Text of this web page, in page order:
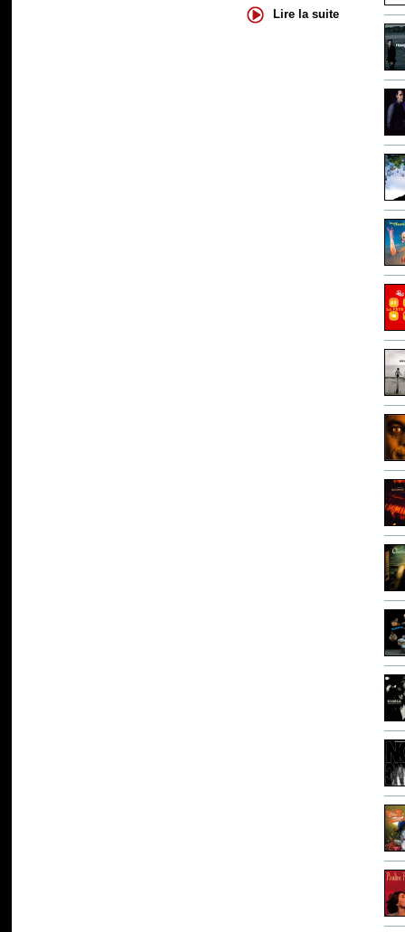
Lire la suite